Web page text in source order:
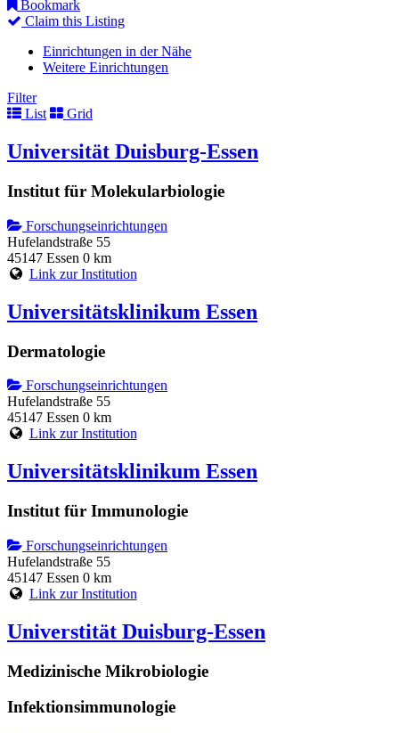
Bookmark
Claim this Listing
Einrichtungen in der Nähe
Weitere Einrichtungen
Filter
List
Grid
Universität Duisburg-Essen
Institut für Molekularbiologie
Forschungseinrichtungen
Hufelandstraße 55
45147 Essen 0 km
Link zur Institution
Universitätsklinikum Essen
Dermatologie
Forschungseinrichtungen
Hufelandstraße 55
45147 Essen 0 km
Link zur Institution
Universitätsklinikum Essen
Institut für Immunologie
Forschungseinrichtungen
Hufelandstraße 55
45147 Essen 0 km
Link zur Institution
Universtität Duisburg-Essen
Medizinische Mikrobiologie
Infektionsimmunologie